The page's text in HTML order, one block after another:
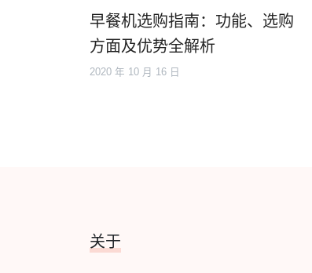
早餐机选购指南：功能、选购
方面及优势全解析
2020 年 10 月 16 日
关于